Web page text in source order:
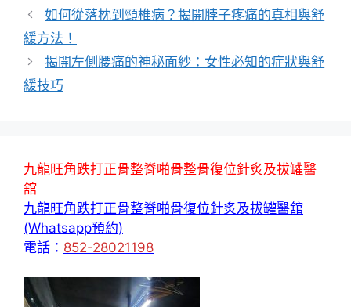
如何從落枕到頸椎病？揭開脖子疼痛的真相與舒
緩方法！
揭開左側腰痛的神秘面紗：女性必知的症狀與舒
緩技巧
九龍旺角跌打正骨整脊啪骨整骨復位針炙及拔罐醫
舘
九龍旺角跌打正骨整脊啪骨復位針炙及拔罐醫舘
(Whatsapp預約)
電話： 852-28021198